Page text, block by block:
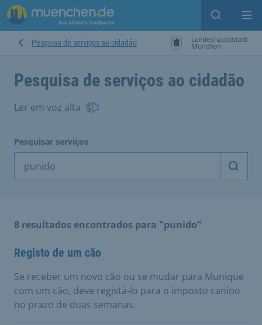
Open
Pesquisa de serviços ao cidadão
Pesquisa de serviços ao cidadão
Ler em voz alta
Pesquisar serviços
8 resultados encontrados para "punido"
Registo de um cão
Se receber um novo cão ou se mudar para Munique
com um cão, deve registá-lo para o imposto canino
no prazo de duas semanas.